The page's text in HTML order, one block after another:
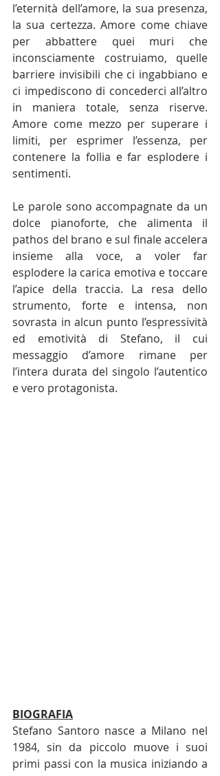
l’eternità dell’amore, la sua presenza,
la sua certezza. Amore come chiave
per abbattere quei muri che
inconsciamente costruiamo, quelle
barriere invisibili che ci ingabbiano e
ci impediscono di concederci all’altro
in maniera totale, senza riserve.
Amore come mezzo per superare i
limiti, per esprimer l’essenza, per
contenere la follia e far esplodere i
sentimenti.
Le parole sono accompagnate da un
dolce pianoforte, che alimenta il
pathos del brano e sul finale accelera
insieme alla voce, a voler far
esplodere la carica emotiva e toccare
l’apice della traccia. La resa dello
strumento, forte e intensa, non
sovrasta in alcun punto l’espressività
ed emotività di Stefano, il cui
messaggio d’amore rimane per
l’intera durata del singolo l’autentico
e vero protagonista.
BIOGRAFIA
Stefano Santoro nasce a Milano nel
1984, sin da piccolo muove i suoi
primi passi con la musica iniziando a